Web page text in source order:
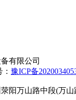
有限公司
豫ICP备
阳万山路中段(万